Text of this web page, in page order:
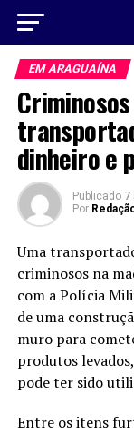
EM ARAGUAÍNA
dinheiro e
Publicado 7
Por
Uma
criminosos na
com a Polícia
de uma
muro para
produtos
pode ter sido
Entre os itens